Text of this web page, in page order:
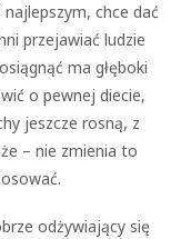
chce dać
przejawiać ludzie
ma głęboki
o pewnej diecie,
jeszcze rosną, z
– nie zmienia to
odżywiający się